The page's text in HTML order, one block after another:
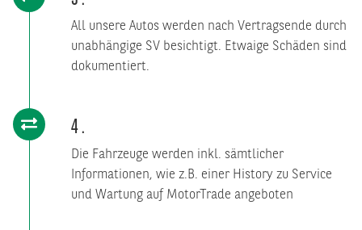
All unsere Autos werden nach Vertragsende durch
unabhängige SV besichtigt. Etwaige Schäden sind
dokumentiert.
4
Die Fahrzeuge werden inkl. sämtlicher
Informationen, wie z.B. einer History zu Service
und Wartung auf MotorTrade angeboten